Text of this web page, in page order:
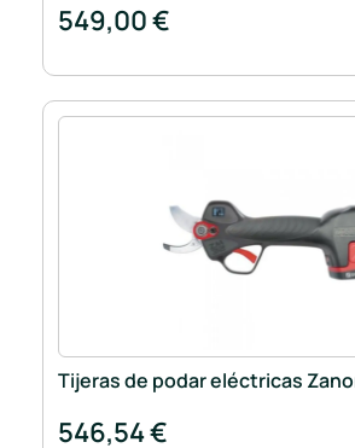
549,00 €
Tijeras de podar eléctricas
546,54 €